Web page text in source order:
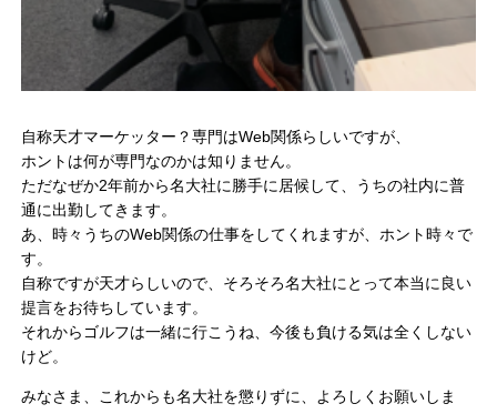
自称天才マーケッター？専門はWeb関係らしいですが、
ホントは何が専門なのかは知りません。
ただなぜか2年前から名大社に勝手に居候して、うちの社内に普
通に出勤してきます。
あ、時々うちのWeb関係の仕事をしてくれますが、ホント時々で
す。
自称ですが天才らしいので、そろそろ名大社にとって本当に良い
提言をお待ちしています。
それからゴルフは一緒に行こうね、今後も負ける気は全くしない
けど。
みなさま、これからも名大社を懲りずに、よろしくお願いしま